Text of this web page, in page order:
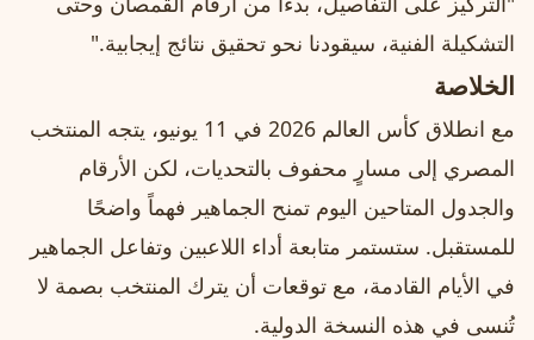
التشكيلة الفنية، سيقودنا نحو تحقيق نتائج إيجابية."
الخلاصة
مع انطلاق كأس العالم 2026 في 11 يونيو، يتجه المنتخب
المصري إلى مسارٍ محفوف بالتحديات، لكن الأرقام
والجدول المتاحين اليوم تمنح الجماهير فهماً واضحًا
للمستقبل. ستستمر متابعة أداء اللاعبين وتفاعل الجماهير
في الأيام القادمة، مع توقعات أن يترك المنتخب بصمة لا
تُنسى في هذه النسخة الدولية.